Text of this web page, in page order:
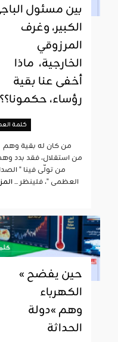
بين مسئول
الكبير، وغرف
المرزوقي
الخارجية، ماذا
أخفى عنا بقية
رؤساء، حكمونا؟؟
كلمة
من استقلال، فقد بدد
من تولّى فينا "
العظمى "، فلينظر ...
« حين يفضح
الكهرباء
وهم »دولة
الحداثة